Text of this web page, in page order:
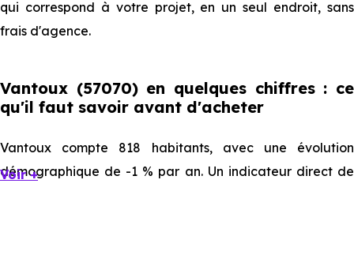
qui correspond à votre projet, en un seul endroit, sans
frais d'agence.
Vantoux (57070) en quelques chiffres : ce
qu'il faut savoir avant d'acheter
Vantoux compte 818 habitants, avec une évolution
démographique de -1 % par an. Un indicateur direct de
Voir +